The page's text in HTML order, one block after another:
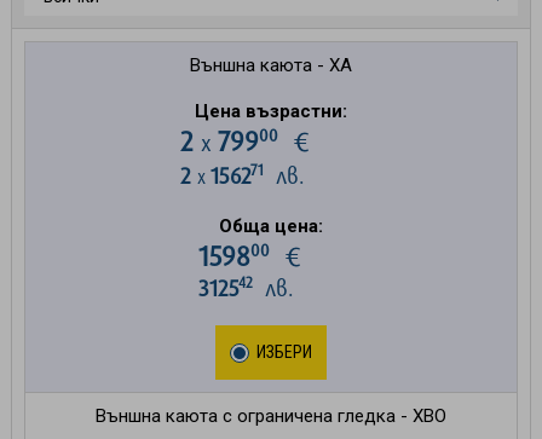
Външна каюта - XA
Цена възрастни:
2 х 79900€
2 х 156271 лв.
Обща цена:
159800€
312542лв.
ИЗБЕРИ
Външна каюта с ограничена гледка - XBO